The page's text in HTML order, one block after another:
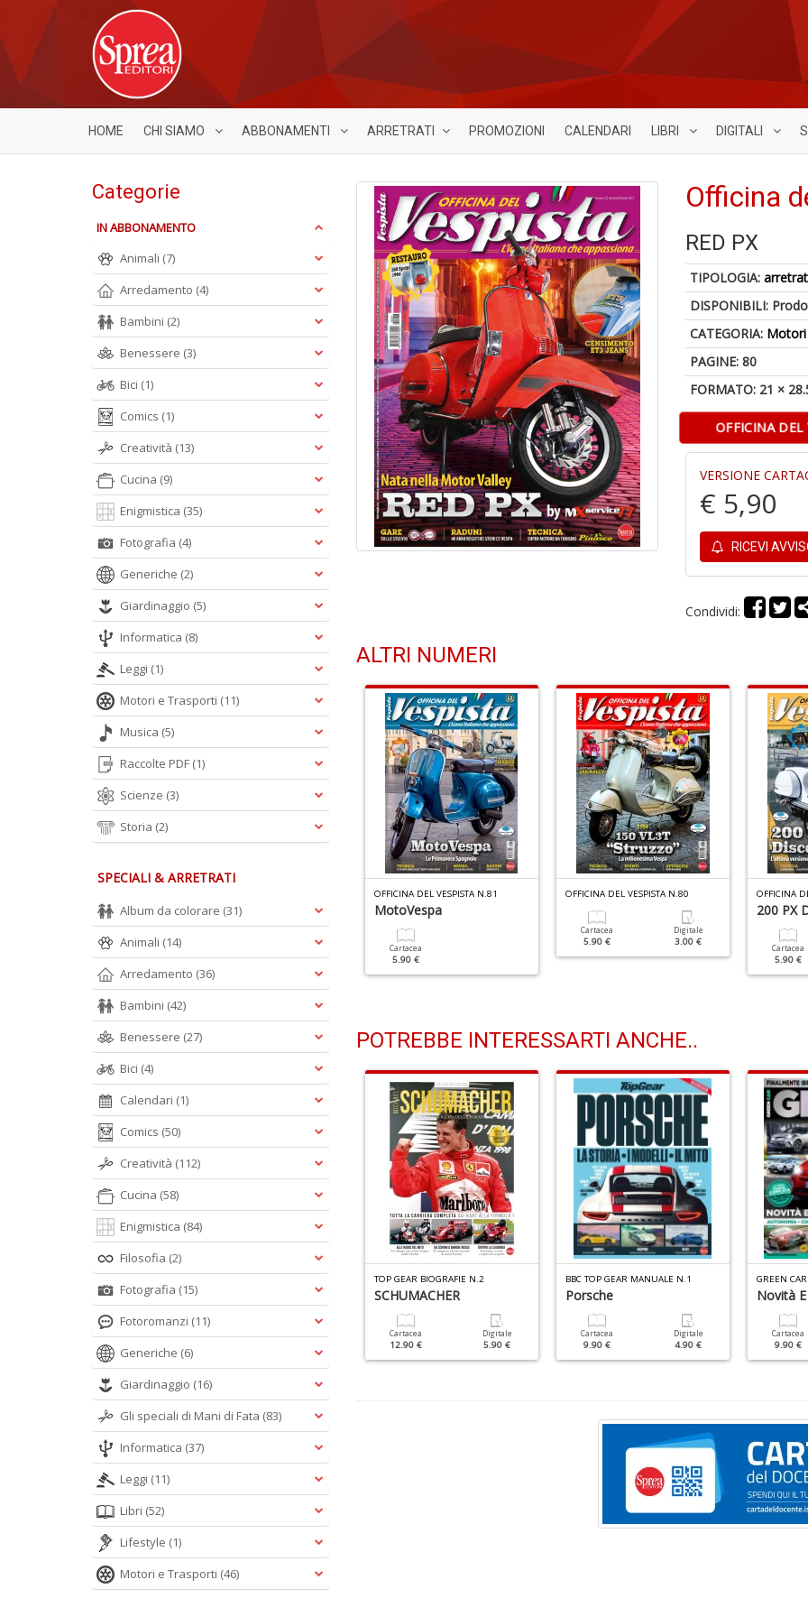
HOME CHI SIAMO ABBONAMENTI ARRETRATI PROMOZIONI CALENDARI LIBRI DIGITALI
Officina
RED PX
TIPOLOGIA:
DISPONIBILI:
CATEGORIA:
PAGINE: 80
FORMATO: 21 ×
OFFICINA
VERSIONE
€ 5,90
RICEVI
Condividi:
ALTRI NUMERI
Digitale
3.00 €
PK50S Automatica
5.90 €
Digitale
3.00 €
OFFICINA DEL VESPISTA N.81
MotoVespa
Cartacea
5.90 €
OFFICINA DEL VESPISTA N.80
Cartacea
5.90 €
Digitale
3.00 €
OFFICINA
200 PX
Cartacea
5.90 €
POTREBBE INTERESSARTI ANCHE..
Scrambler Più Belle
4.90 €
PORSCHE TURBO
TOP GEAR BIOGRAFIE N.2
SCHUMACHER
Cartacea
12.90 €
Digitale
5.90 €
BBC TOP GEAR MANUALE N.1
Porsche
Cartacea
9.90 €
Digitale
4.90 €
GREEN
Novità
Cartacea
9.90 €
Categorie
IN ABBONAMENTO
Animali (7)
Arredamento (4)
Bambini (2)
Benessere (3)
Bici (1)
Comics (1)
Creatività (13)
Cucina (9)
Enigmistica (35)
Fotografia (4)
Generiche (2)
Giardinaggio (5)
Informatica (8)
Leggi (1)
Motori e Trasporti (11)
Musica (5)
Raccolte PDF (1)
Scienze (3)
Storia (2)
SPECIALI & ARRETRATI
Album da colorare (31)
Animali (14)
Arredamento (36)
Bambini (42)
Benessere (27)
Bici (4)
Calendari (1)
Comics (50)
Creatività (112)
Cucina (58)
Enigmistica (84)
Filosofia (2)
Fotografia (15)
Fotoromanzi (11)
Generiche (6)
Giardinaggio (16)
Gli speciali di Mani di Fata (83)
Informatica (37)
Leggi (11)
Libri (52)
Lifestyle (1)
Motori e Trasporti (46)